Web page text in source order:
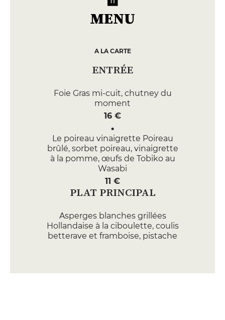
MENU
A LA CARTE
ENTRÉE
Foie Gras mi-cuit, chutney du
moment
16 €
Le poireau vinaigrette Poireau
brûlé, sorbet poireau, vinaigrette
à la pomme, œufs de Tobiko au
Wasabi
11 €
PLAT PRINCIPAL
Asperges blanches grillées
Hollandaise à la ciboulette, coulis
betterave et framboise, pistache
Rougail de morteau Saucisse de